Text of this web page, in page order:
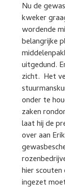
Nu de
kweker
wordende
belangrijke
uitgedund.
zicht. Het
onder te
zaken
laat hij de
over aan
hier
ingezet